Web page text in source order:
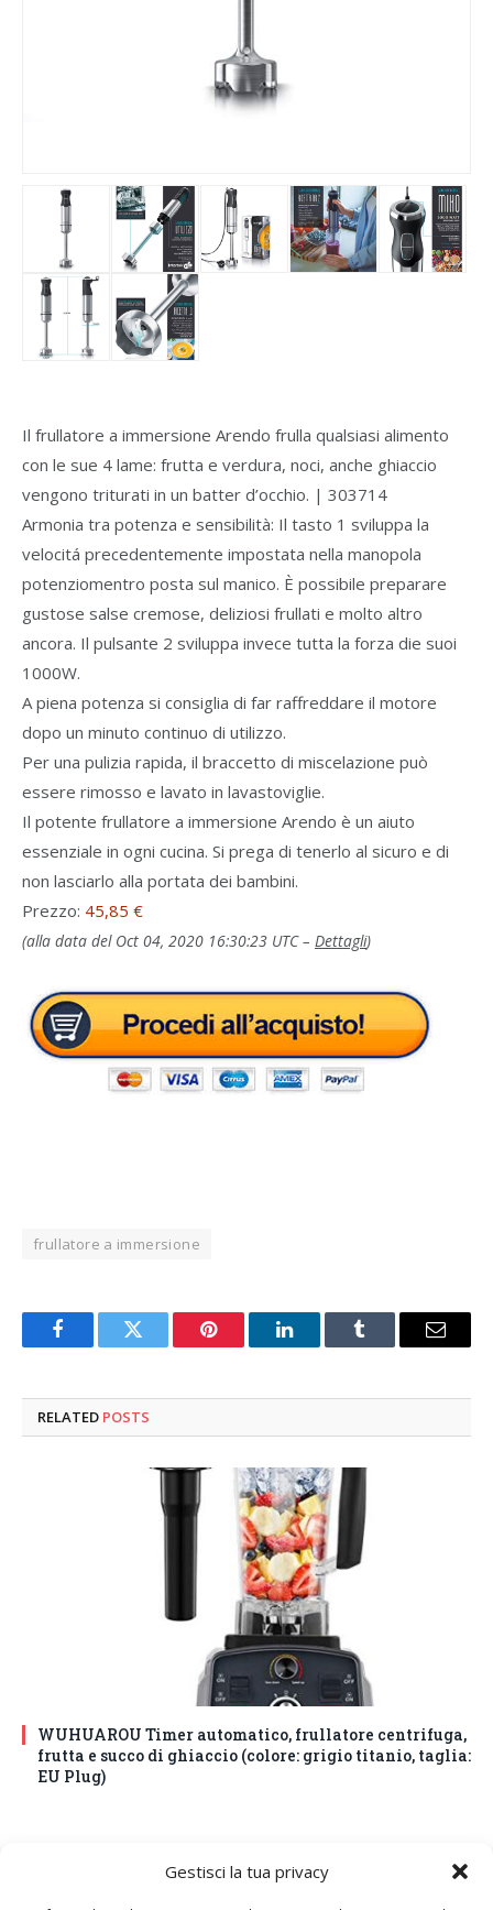
Gestisci la tua privacy
Il frullatore a immersione Arendo frulla qualsiasi alimento
con le sue 4 lame: frutta e verdura, noci, anche ghiaccio
vengono triturati in un batter d’occhio. | 303714
Armonia tra potenza e sensibilità: Il tasto 1 sviluppa la
velocitá precedentemente impostata nella manopola
potenziomentro posta sul manico. È possibile preparare
gustose salse cremose, deliziosi frullati e molto altro
ancora. Il pulsante 2 sviluppa invece tutta la forza die suoi
1000W.
A piena potenza si consiglia di far raffreddare il motore
dopo un minuto continuo di utilizzo.
Per una pulizia rapida, il braccetto di miscelazione può
essere rimosso e lavato in lavastoviglie.
Il potente frullatore a immersione Arendo è un aiuto
essenziale in ogni cucina. Si prega di tenerlo al sicuro e di
non lasciarlo alla portata dei bambini.
Prezzo: 45,85 €
(alla data del Oct 04, 2020 16:30:23 UTC – Dettagli)
frullatore a immersione
FacebookTwitter Pinterest LinkedInTumblr Email
RELATED POSTS
WUHUAROU Timer automatico, frullatore centrifuga,
frutta e succo di ghiaccio (colore: grigio titanio, taglia:
EU Plug)